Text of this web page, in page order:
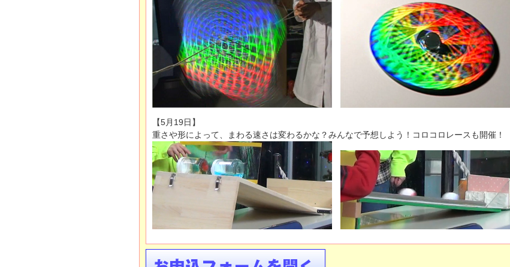
【5月19日】
重さや形によって、まわる速さは変わるかな？みんなで予想しよう！コロコロレースも開催！